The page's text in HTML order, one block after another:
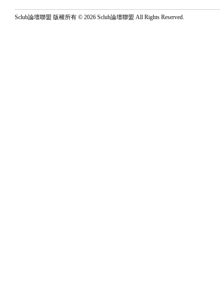
Sclub論壇聯盟 版權所有 © 2026 Sclub論壇聯盟 All Rights Reserved.